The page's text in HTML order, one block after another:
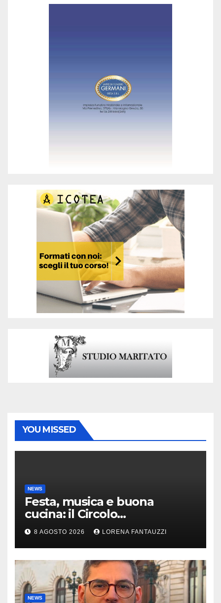
YOU MISSED
NEWS
Festa, musica e buona
cucina: il Circolo
Risorgimento di Gazzada si
accende d’estate
8 AGOSTO 2026 LORENA FANTAUZZI
NEWS